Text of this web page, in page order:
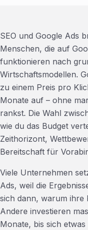
SEO und Google Ads
Menschen, die auf
funktionieren nach
Wirtschaftsmodellen.
zu einem Preis pro
Monate auf – ohne
rankst. Die Wahl
wie du das Budget
Zeithorizont,
Bereitschaft für
Viele Unternehmen
Ads, weil die
sich dann, warum ihre
Andere investieren
Monate, bis sich